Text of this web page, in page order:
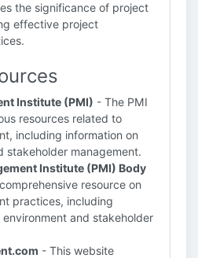
the significance of project
effective project
Institute (PMI) - The PMI
resources related to
including information on
stakeholder management.
Institute (PMI) Body
resource on
practices, including
and stakeholder
- This website